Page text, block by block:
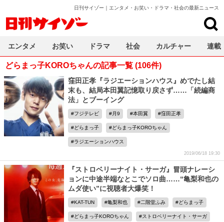
日刊サイゾー｜エンタメ・お笑い・ドラマ・社会の最新ニュース
どらまっ子KOROちゃんの記事一覧 (106件)
窪田正孝『ラジエーションハウス』めでたし結
末も、結局本田翼記憶取り戻さず……「続編商
法」とブーイング
フジテレビ 月9 本田翼 窪田正孝
どらまっ子 どらまっ子KOROちゃん
ラジエーションハウス
2019/06/18 19:30
『ストロベリーナイト・サーガ』冒頭ナレーシ
ョンに中途半端なとこでソロ曲……“亀梨和也の
ムダ使い”に視聴者大爆笑！
KAT-TUN 亀梨和也 二階堂ふみ どらまっ子
どらまっ子KOROちゃん ストロベリーナイト・サーガ
エンタメ お笑い ドラマ 社会 カルチャー 連載